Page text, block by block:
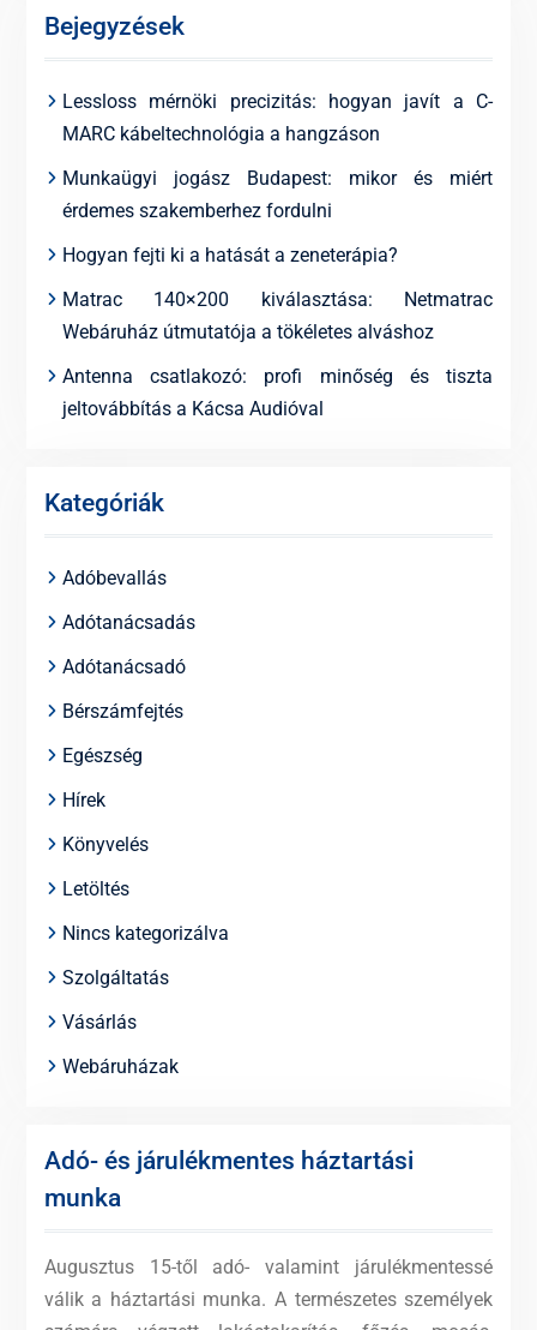
Bejegyzések
Lessloss mérnöki precizitás: hogyan javít a C-
MARC kábeltechnológia a hangzáson
Munkaügyi jogász Budapest: mikor és miért
érdemes szakemberhez fordulni
Hogyan fejti ki a hatását a zeneterápia?
Matrac 140×200 kiválasztása: Netmatrac
Webáruház útmutatója a tökéletes alváshoz
Antenna csatlakozó: profi minőség és tiszta
jeltovábbítás a Kácsa Audióval
Kategóriák
Adóbevallás
Adótanácsadás
Adótanácsadó
Bérszámfejtés
Egészség
Hírek
Könyvelés
Letöltés
Nincs kategorizálva
Szolgáltatás
Vásárlás
Webáruházak
Adó- és járulékmentes háztartási
munka
Augusztus 15-től adó- valamint járulékmentessé
válik a háztartási munka. A természetes személyek